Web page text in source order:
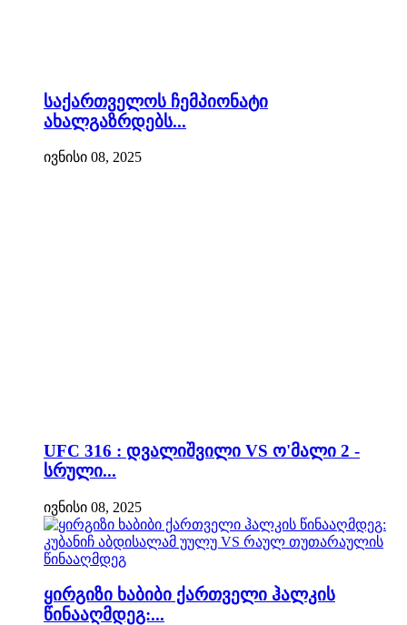
საქართველოს ჩემპიონატი
ახალგაზრდებს...
ივნისი 08, 2025
UFC 316 : დვალიშვილი VS ო'მალი 2 -
სრული...
ივნისი 08, 2025
ყირგიზი ხაბიბი ქართველი ჰალკის
წინააღმდეგ:...